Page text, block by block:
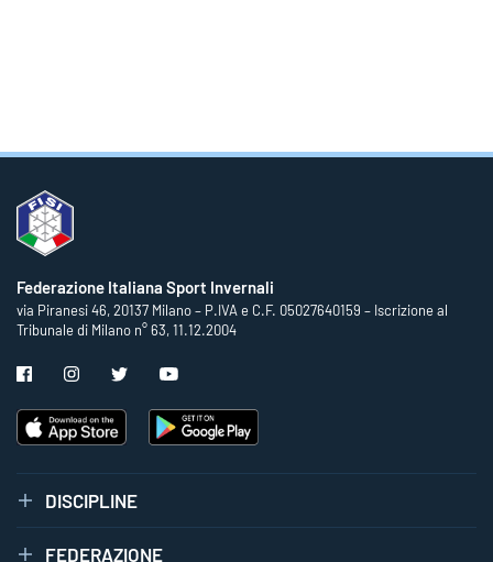
Federazione Italiana Sport Invernali
via Piranesi 46, 20137 Milano – P.IVA e C.F. 05027640159 – Iscrizione al
Tribunale di Milano n° 63, 11.12.2004
DISCIPLINE
FEDERAZIONE